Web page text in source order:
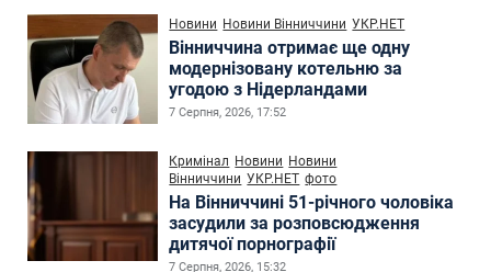
Новини Новини Вінниччини УКР.НЕТ
Вінниччина отримає ще одну
модернізовану котельню за
угодою з Нідерландами
7 Серпня, 2026, 17:52
Кримінал Новини Новини
Вінниччини УКР.НЕТ фото
На Вінниччині 51-річного чоловіка
засудили за розповсюдження
дитячої порнографії
7 Серпня, 2026, 15:32